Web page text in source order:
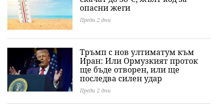
опасни жеги
Преди 2 дни
Тръмп с нов ултиматум към
Иран: Или Ормузкият проток
ще бъде отворен, или ще
последва силен удар
Преди 2 дни